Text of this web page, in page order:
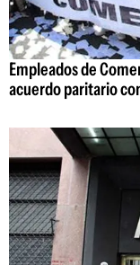
Empleados de
acuerdo paritario